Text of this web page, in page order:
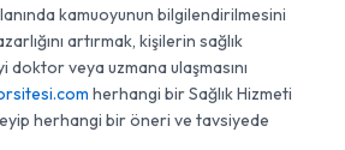
kamuoyunun bilgilendirilmesini
artırmak, kişilerin sağlık
doktor veya uzmana ulaşmasını
herhangi bir Sağlık Hizmeti
herhangi bir öneri ve tavsiyede